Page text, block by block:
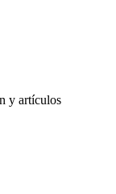
y artículos